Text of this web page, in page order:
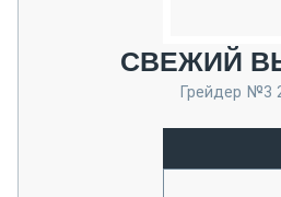
СВЕЖИЙ
Грейдер №3